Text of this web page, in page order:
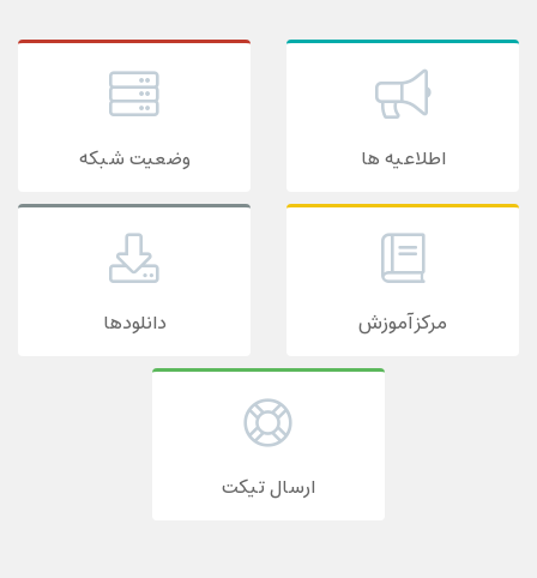
اطلاعیه ها وضعیت شبکه
مرکز آموزش دانلودها
ارسال تیکت